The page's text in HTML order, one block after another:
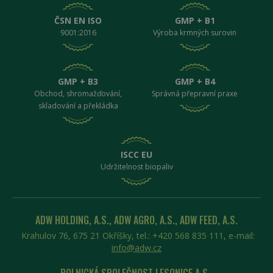
ČSN EN ISO
9001:2016
GMP + B1
Výroba krmných surovin
GMP + B3
Obchod, shromažďování,
skladování a překládka
GMP + B4
Správná přepravní praxe
ISCC EU
Udržitelnost biopaliv
ADW HOLDING, A.S., ADW AGRO, A.S., ADW FEED, A.S.
Krahulov 76, 675 21 Okříšky, tel.: +420 568 835 111, e-mail:
info@adw.cz
.heureka.group
VISITOR_PRIVACY_METADATA
YouTube